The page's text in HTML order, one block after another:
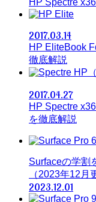
HP Spectre
Elite
2017.03.14
HP EliteBook
徹底解説
HP
2017.04.27
HP Spectre
を徹底解説
Surfaceの学割
（2023年12月
2023.12.01